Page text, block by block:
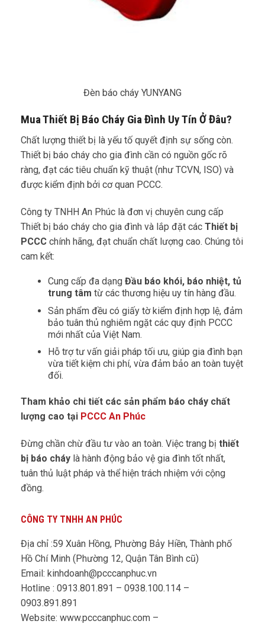
Đèn báo cháy YUNYANG
Mua Thiết Bị Báo Cháy Gia Đình Uy Tín Ở Đâu?
Chất lượng thiết bị là yếu tố quyết định sự sống còn.
Thiết bị báo cháy cho gia đình cần có nguồn gốc rõ
ràng, đạt các tiêu chuẩn kỹ thuật (như TCVN, ISO) và
được kiểm định bởi cơ quan PCCC.
Công ty TNHH An Phúc là đơn vị chuyên cung cấp
Thiết bị báo cháy cho gia đình và lắp đặt các Thiết bị
PCCC chính hãng, đạt chuẩn chất lượng cao. Chúng tôi
cam kết:
Cung cấp đa dạng Đầu báo khói, báo nhiệt, tủ
trung tâm từ các thương hiệu uy tín hàng đầu.
Sản phẩm đều có giấy tờ kiểm định hợp lệ, đảm
bảo tuân thủ nghiêm ngặt các quy định PCCC
mới nhất của Việt Nam.
Hỗ trợ tư vấn giải pháp tối ưu, giúp gia đình bạn
vừa tiết kiệm chi phí, vừa đảm bảo an toàn tuyệt
đối.
Tham khảo chi tiết các sản phẩm báo cháy chất
lượng cao tại PCCC An Phúc
Đừng chần chừ đầu tư vào an toàn. Việc trang bị thiết
bị báo cháy là hành động bảo vệ gia đình tốt nhất,
tuân thủ luật pháp và thể hiện trách nhiệm với cộng
đồng.
CÔNG TY TNHH AN PHÚC
Địa chỉ :59 Xuân Hồng, Phường Bảy Hiền, Thành phố
Hồ Chí Minh (Phường 12, Quận Tân Bình cũ)
Email: kinhdoanh@pcccanphuc.vn
Hotline : 0913.801.891 – 0938.100.114 –
0903.891.891
Website: www.pcccanphuc.com –